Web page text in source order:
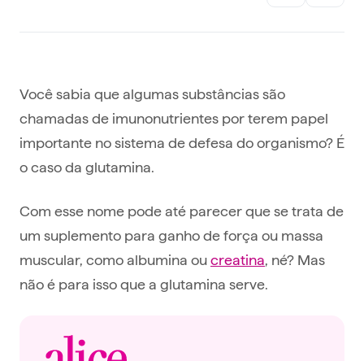
Você sabia que algumas substâncias são
chamadas de imunonutrientes por terem papel
importante no sistema de defesa do organismo? É
o caso da glutamina.
Com esse nome pode até parecer que se trata de
um suplemento para ganho de força ou massa
muscular, como albumina oucreatina, né? Mas
não é para isso que a glutamina serve.